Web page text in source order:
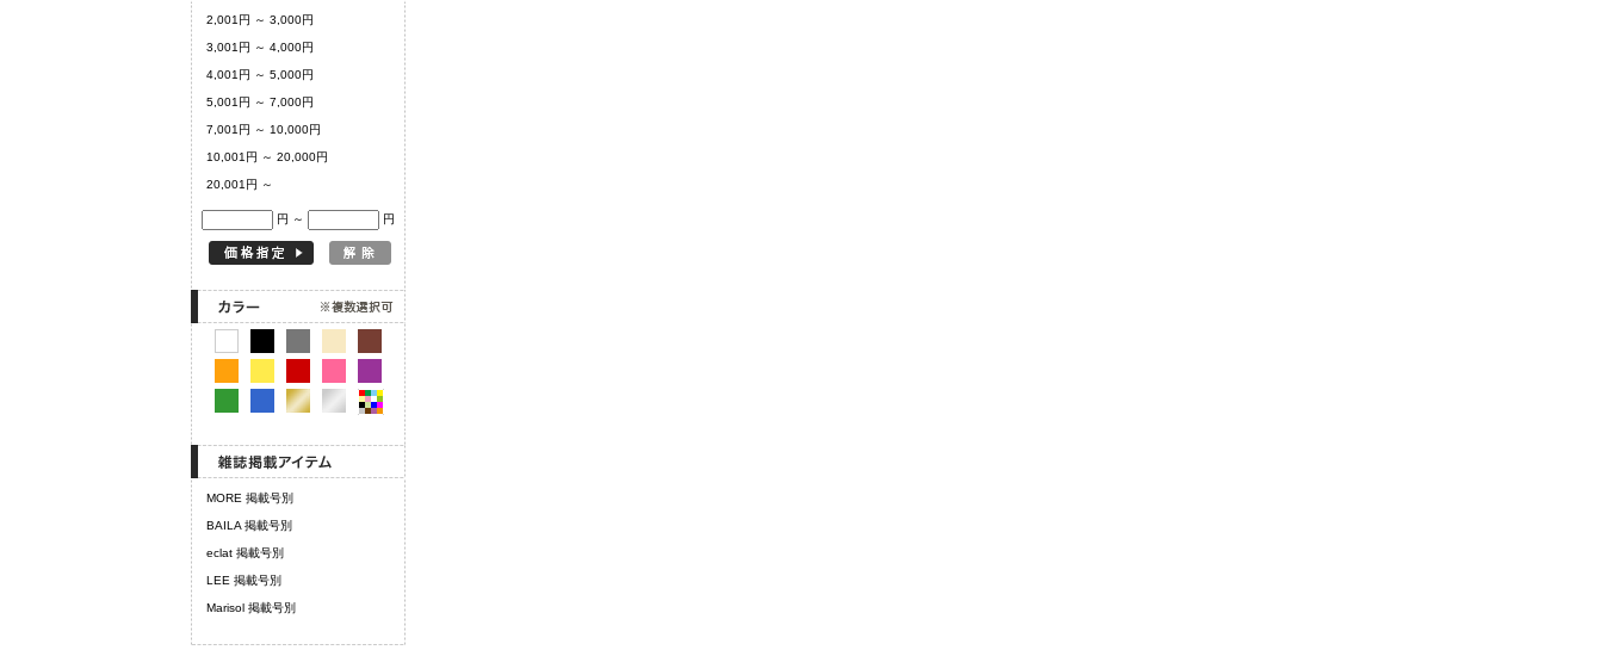
2,001円 ～ 3,000円
3,001円 ～ 4,000円
4,001円 ～ 5,000円
5,001円 ～ 7,000円
7,001円 ～ 10,000円
10,001円 ～ 20,000円
20,001円 ～
円 ～ 円
MORE 掲載号別
BAILA 掲載号別
eclat 掲載号別
LEE 掲載号別
Marisol 掲載号別